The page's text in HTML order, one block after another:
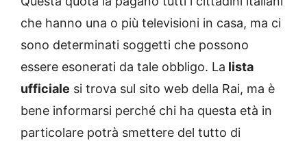
che hanno una o più televisioni in casa, ma ci
sono determinati soggetti che possono
essere esonerati da tale obbligo. La lista
ufficiale si trova sul sito web della Rai, ma è
bene informarsi perché chi ha questa età in
particolare potrà smettere del tutto di